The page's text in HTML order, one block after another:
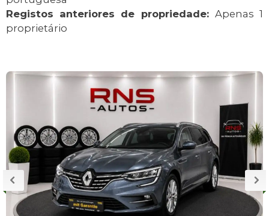
Registos anteriores de propriedade: Apenas 1
proprietário